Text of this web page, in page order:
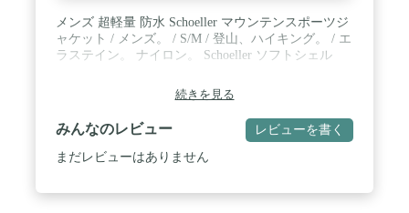
メンズ 超軽量 防水 Schoeller マウンテンスポーツジ
ャケット / メンズ。 / S/M / 登山、ハイキング。 / エ
ラステイン。 ナイロン。 Schoeller ソフトシェル
続きを見る
みんなのレビュー レビューを書く
まだレビューはありません